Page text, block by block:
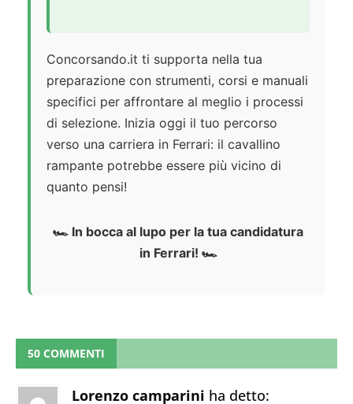
Concorsando.it ti supporta nella tua
preparazione con strumenti, corsi e manuali
specifici per affrontare al meglio i processi
di selezione. Inizia oggi il tuo percorso
verso una carriera in Ferrari: il cavallino
rampante potrebbe essere più vicino di
quanto pensi!
🏎️ In bocca al lupo per la tua candidatura
in Ferrari! 🏎️
50 COMMENTI
Lorenzo camparini ha detto: